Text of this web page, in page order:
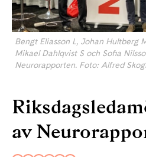
Bengt Eliasson L, Johan Hultberg
Mikael Dahlqvist S och Sofia
Neurorapporten. Foto: Alfred
av